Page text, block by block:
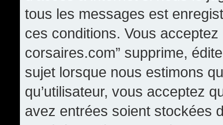
tous les messages est
ces conditions. Vous
corsaires.com” supprime,
sujet lorsque nous estimons
qu’utilisateur, vous acceptez
avez entrées soient stockées